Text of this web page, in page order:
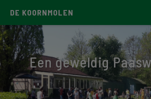
DE KOORNMOLEN
Een geweldig